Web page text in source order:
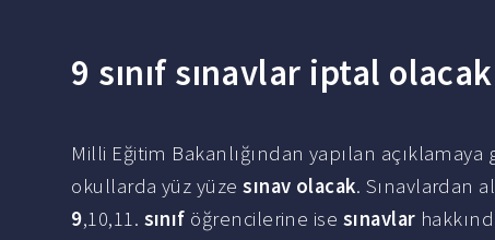
9 sınıf sınavlar iptal olacak
Milli Eğitim Bakanlığından yapılan
okullarda yüz yüzesınav olacak. Sınavlardan
9,10,11. sınıf öğrencilerine ise sınavlar